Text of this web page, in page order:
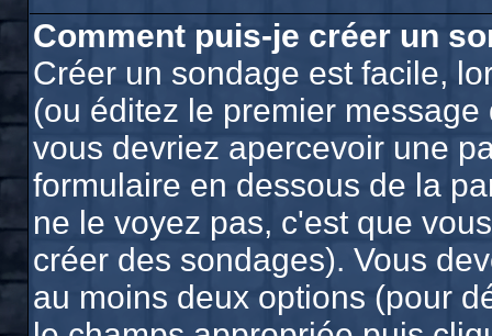
Comment puis-je créer un
Créer un sondage est facile,
(ou éditez le premier
vous devriez apercevoir une
formulaire en dessous de la
ne le voyez pas, c'est que
créer des sondages). Vous
au moins deux options (pour